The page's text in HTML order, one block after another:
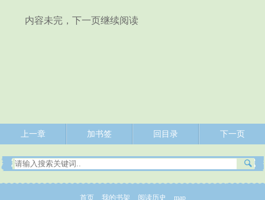
内容未完，下一页继续阅读
上一章 加书签 回目录 下一页
首页 我的书架 阅读历史 map